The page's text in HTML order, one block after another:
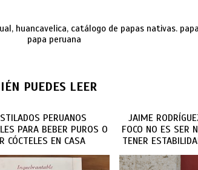
huancavelica, catálogo de papas nativas.
papa peruana
PUEDES LEER
PERUANOS
PARA BEBER PUROS O
CÓCTELES EN CASA
JAIME
FOCO NO ES SER
TENER
VENGA,